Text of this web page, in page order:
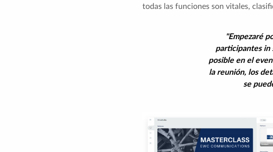
todas las funciones son vitales,
"Empezaré
participantes in
posible en el
la reunión, los
se